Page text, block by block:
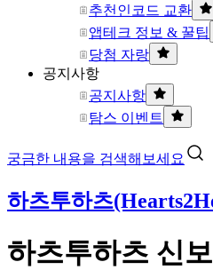
추천인코드 교환
앱테크 정보 & 꿀팁
당첨 자랑
공지사항
공지사항
탐스 이벤트
궁금한 내용을 검색해보세요
하츠투하츠
하츠투하츠 신